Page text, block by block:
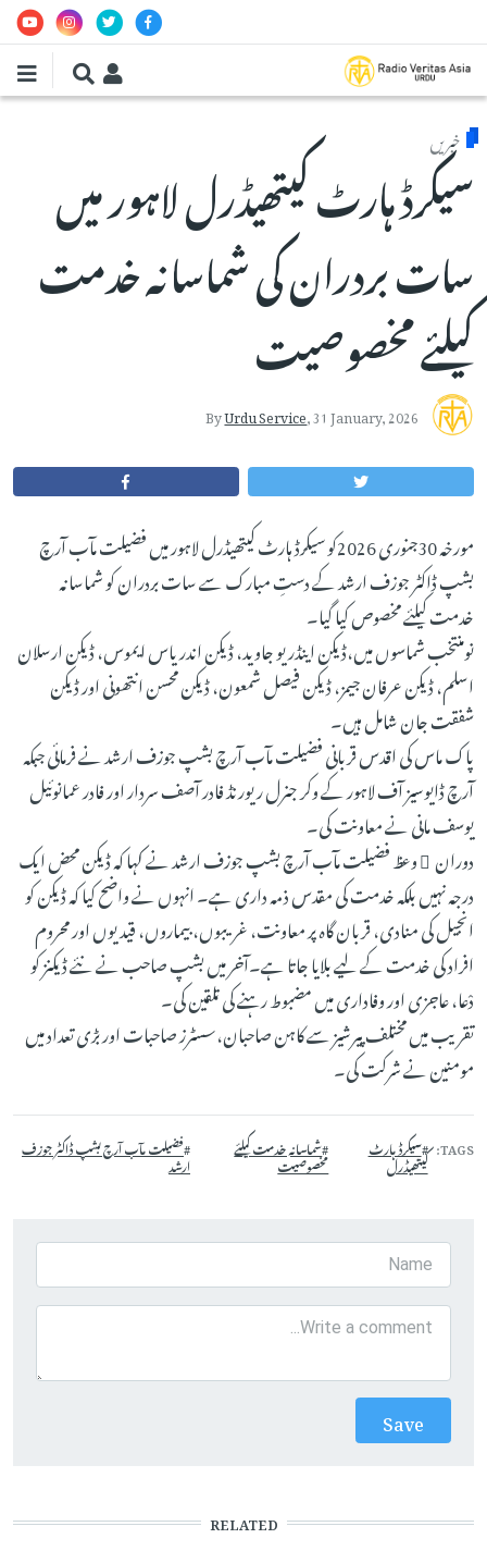
خبریں
سیکرڈ ہارٹ کیتھیڈرل لاہور میں
سات بردران کی شماسانہ خدمت
کیلئے مخصوصیت
ByUrdu Service,31 January, 2026
مورخہ 30جنوری 2026کو سیکرڈ ہارٹ کیتھیڈرل لاہور میں فضیلت مآب آرچ
بشپ ڈاکٹر جوزف ارشد کے دستِ مبارک سے سات بردران کو شماسانہ
خدمت کیلئے مخصوص کیا گیا۔
نومنتخب شماسوں میں،ڈیکن اینڈریو جاوید، ڈیکن اندریاس ایموس، ڈیکن ارسلان
اسلم، ڈیکن عرفان جیمز، ڈیکن فیصل شمعون، ڈیکن محسن انتھونی اور ڈیکن
شفقت جان شامل ہیں۔
پاک ماس کی اقدس قربانی فضیلت مآب آرچ بشپ جوزف ارشد نے فرمائی جبکہ
آرچ ڈایوسیز آف لاہور کے وکر جنرل ریورنڈ فادر آصف سردار اور فادر عمانوئیل
یوسف مانی نے معاونت کی۔
دوران ِ وعظ فضیلت مآب آرچ بشپ جوزف ارشد نے کہا کہ ڈیکن محض ایک
درجہ نہیں بلکہ خدمت کی مقدس ذمہ داری ہے۔ انہوں نے واضح کیا کہ ڈیکن کو
انجیل کی منادی، قربان گاہ پر معاونت، غریبوں، بیماروں، قیدیوں اور محروم
افراد کی خدمت کے لیے بلایا جاتا ہے۔آخر میں بشپ صاحب نے نئے ڈیکنز کو
دْعا، عاجزی اور وفاداری میں مضبوط رہنے کی تلقین کی۔
تقریب میں مختلف پیرشیز سے کاہن صاحبان،سسٹرز صاحبات اور بڑی تعداد میں
مومنین نے شرکت کی۔
TAGS سیکرڈ ہارٹ
کیتھیڈرل
شماسانہ خدمت کیلئے
مخصوصیت
فضیلت مآب آرچ بشپ ڈاکٹر جوزف
ارشد
RELATED